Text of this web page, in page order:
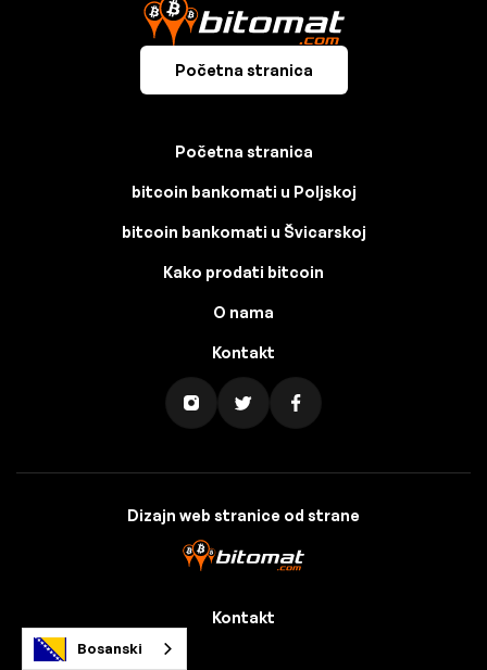
Početna stranica
Početna stranica
bitcoin bankomati u Poljskoj
bitcoin bankomati u Švicarskoj
Kako prodati bitcoin
O nama
Kontakt
Dizajn web stranice od strane
Kontakt
Bosanski